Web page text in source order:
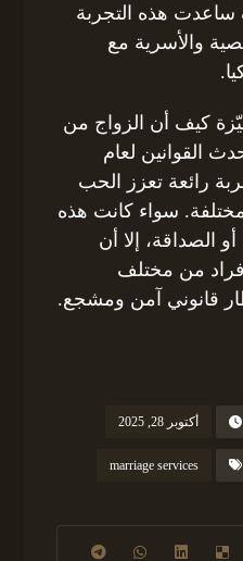
هذه التجربة
والأسرية مع
كيف أن الزواج من
القوانين لعام
رائعة تعزز الحب
سواء كانت هذه
الصداقة، إلا أن
من مختلف
قانوني آمن ومشجع.
أكتوبر 28, 2025
marriage services